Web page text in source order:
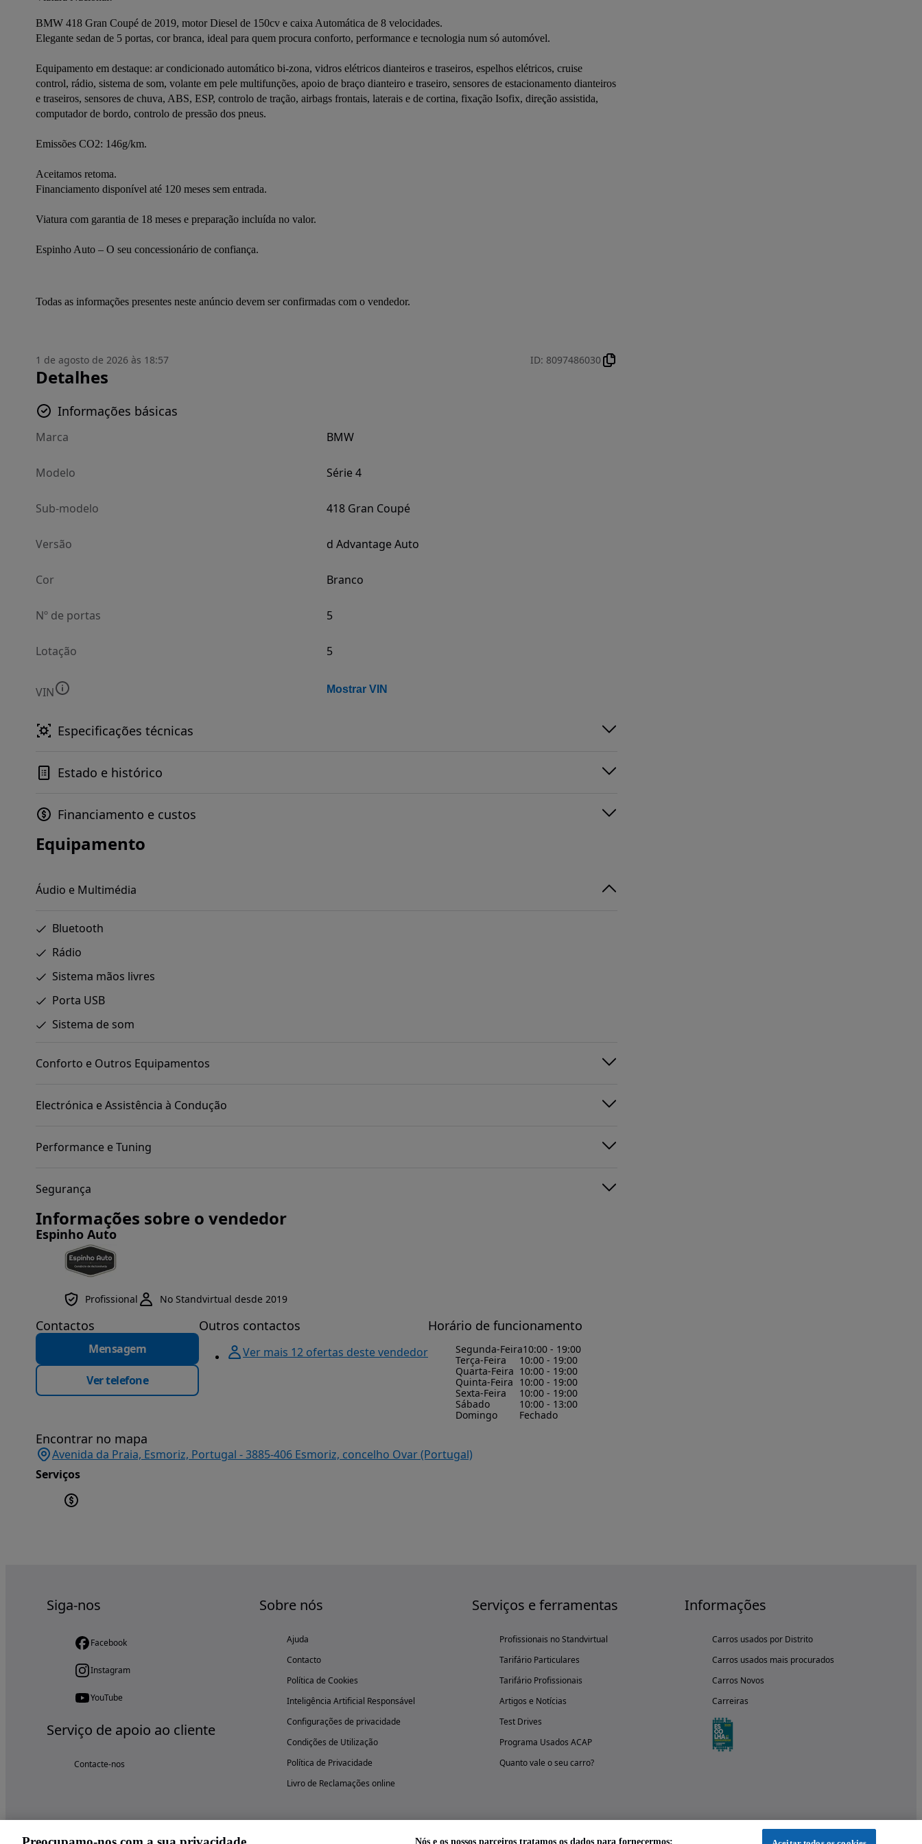
BMW 418 Gran Coupé de 2019, motor Diesel de 150cv e caixa Automática de 8 velocidades.
Elegante sedan de 5 portas, cor branca, ideal para quem procura conforto, performance e tecnologia num só automóvel.
Equipamento em destaque: ar condicionado automático bi-zona, vidros elétricos dianteiros e traseiros, espelhos elétricos, cruise
control, rádio, sistema de som, volante em pele multifunções, apoio de braço dianteiro e traseiro, sensores de estacionamento dianteiros
e traseiros, sensores de chuva, ABS, ESP, controlo de tração, airbags frontais, laterais e de cortina, fixação Isofix, direção assistida,
computador de bordo, controlo de pressão dos pneus.
Emissões CO2: 146g/km.
Aceitamos retoma.
Financiamento disponível até 120 meses sem entrada.
Viatura com garantia de 18 meses e preparação incluída no valor.
Espinho Auto – O seu concessionário de confiança.
Todas as informações presentes neste anúncio devem ser confirmadas com o vendedor.
1 de agosto de 2026 às 18:57 ID: 8097486030
Detalhes
Informações básicas
Marca BMW
Modelo Série 4
Sub-modelo 418 Gran Coupé
Versão d Advantage Auto
Cor Branco
Nº de portas 5
Lotação 5
VIN Mostrar VIN
Especificações técnicas
Estado e histórico
Financiamento e custos
Equipamento
Áudio e Multimédia
Bluetooth
Rádio
Sistema mãos livres
Porta USB
Sistema de som
Conforto e Outros Equipamentos
Electrónica e Assistência à Condução
Performance e Tuning
Segurança
Informações sobre o vendedor
Espinho Auto
Profissional No Standvirtual desde 2019
Contactos
Mensagem
Ver telefone
Outros contactos
Ver mais 12 ofertas deste vendedor
Horário de funcionamento
Segunda-Feira10:00 - 19:00
Terça-Feira
10:00 - 19:00
Quarta-Feira 10:00 - 19:00
Quinta-Feira 10:00 - 19:00
Sexta-Feira
10:00 - 19:00
Sábado
10:00 - 13:00
Domingo
Fechado
Encontrar no mapa
Avenida da Praia, Esmoriz, Portugal - 3885-406 Esmoriz, concelho Ovar (Portugal)
Serviços
Siga-nos
Facebook
Instagram
YouTube
Serviço de apoio ao cliente
Contacte-nos
Sobre nós
Ajuda
Contacto
Política de Cookies
Inteligência Artificial Responsável
Configurações de privacidade
Condições de Utilização
Política de Privacidade
Livro de Reclamações online
Serviços e ferramentas
Profissionais no Standvirtual
Tarifário Particulares
Tarifário Profissionais
Artigos e Notícias
Test Drives
Programa Usados ACAP
Quanto vale o seu carro?
Informações
Carros usados por Distrito
Carros usados mais procurados
Carros Novos
Carreiras
Nós e os nossos parceiros tratamos os dados para fornecermos: